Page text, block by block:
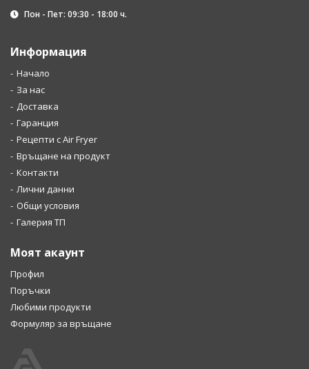
Пон - Пет: 09:30 - 18:00 ч.
Информация
Начало
За нас
Доставка
Гаранция
Рецепти с Air Fryer
Връщане на продукт
Контакти
Лични данни
Общи условия
Галерия ТП
Моят акаунт
Профил
Поръчки
Любими продукти
Формуляр за връщане